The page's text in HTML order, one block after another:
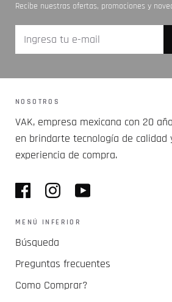
Recibe nuestras ofertas, promociones y
NOSOTROS
VAK, empresa mexicana con 20
en brindarte tecnología de calidad
experiencia de compra.
MENÚ INFERIOR
Búsqueda
Preguntas frecuentes
Como Comprar?